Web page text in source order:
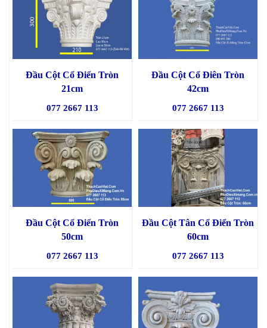
Đầu Cột Cổ Điển Tròn
21cm
077 2667 113
Đầu Cột Cổ Điên Tròn
42cm
077 2667 113
Đầu Cột Cổ Điển Tròn
50cm
077 2667 113
Đầu Cột Tân Cổ Điển Tròn
60cm
077 2667 113